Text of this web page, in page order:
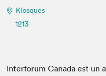
Kiosques
1213
Interforum Canada est un